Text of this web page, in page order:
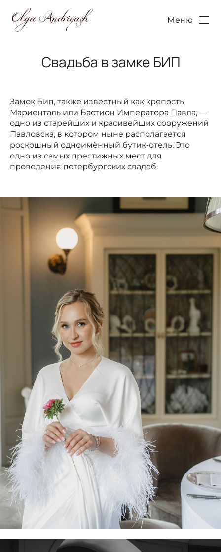
Меню
Свадьба в замке БИП
Замок Бип, также известный как крепость
Мариенталь или Бастион Императора Павла, —
одно из старейших и красивейших сооружений
Павловска, в котором ныне располагается
роскошный одноимённый бутик-отель. Это
одно из самых престижных мест для
проведения петербургских свадеб.